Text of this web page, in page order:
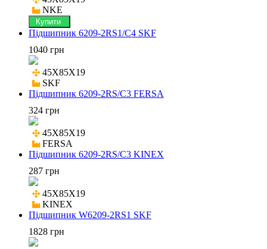
NKE
Купити
Підшипник 6209-2RS1/C4 SKF
1040 грн
45X85X19
SKF
Підшипник 6209-2RS/C3 FERSA
324 грн
45X85X19
FERSA
Підшипник 6209-2RS/C3 KINEX
287 грн
45X85X19
KINEX
Підшипник W6209-2RS1 SKF
1828 грн